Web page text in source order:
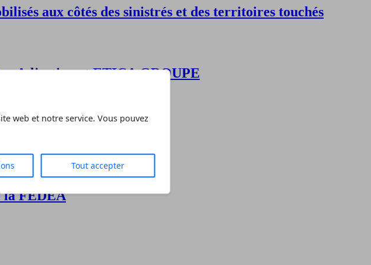
aux côtés des sinistrés et des territoires touchés
Adjusting et ETICA GROUPE
la FEDEA
web et notre service. Vous pouvez
Tout accepter